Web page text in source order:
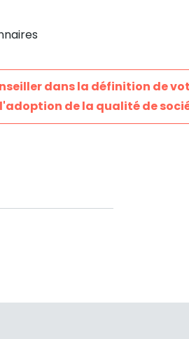
dans la définition de
de la qualité de